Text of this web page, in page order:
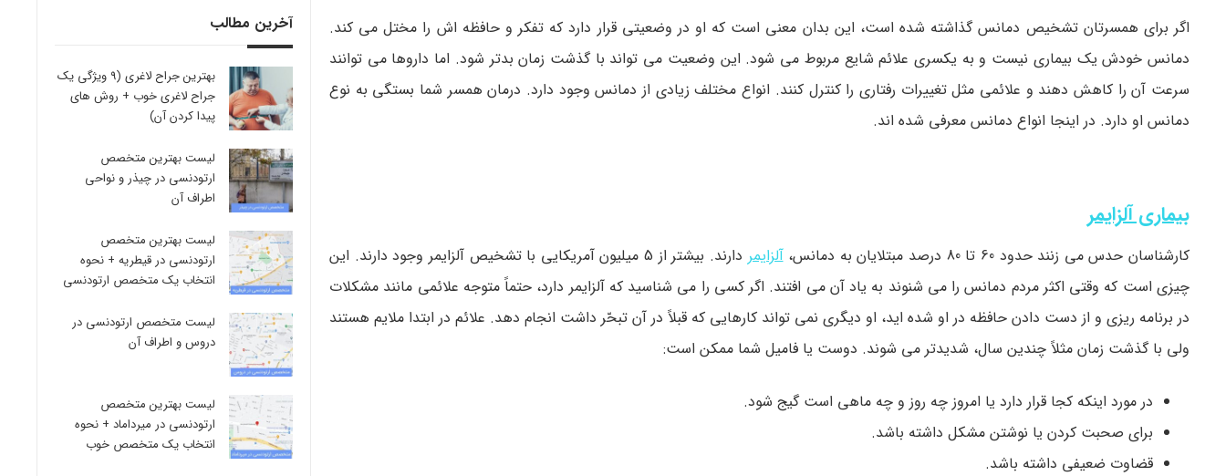
اگر برای همسرتان تشخیص دمانس گذاشته شده است، این بدان معنی است که او در وضعیتی قرار دارد که تفکر و حافظه­ اش را مختل می­ کند.
دمانس خودش یک بیماری نیست و به یکسری علائم شایع مربوط می ­شود. این وضعیت می­ تواند با گذشت زمان بدتر شود. اما داروها می­ توانند
سرعت آن را کاهش دهند و علائمی مثل تغییرات رفتاری را کنترل کنند. انواع مختلف زیادی از دمانس وجود دارد. درمان همسر شما بستگی به نوع
دمانس او دارد. در اینجا انواع دمانس معرفی شده اند.
بیماری آلزایمر
کارشناسان حدس می­ زنند حدود 60 تا 80 درصد مبتلایان به دمانس، آلزایمر
دارند. بیشتر از 5 میلیون آمریکایی با تشخیص آلزایمر وجود دارند. این
چیزی است که وقتی اکثر مردم دمانس را می­ شنوند به یاد آن می ­افتند. اگر کسی را می­ شناسید که آلزایمر دارد، حتماً متوجه علائمی مانند مشکلات
در برنامه ­ریزی و از دست دادن حافظه در او شده ­اید، او دیگری نمی­ تواند کارهایی که قبلاً در آن تبحّر داشت انجام دهد. علائم در ابتدا ملایم هستند
ولی با گذشت زمان مثلاً چندین سال، شدیدتر می­ شوند. دوست یا فامیل شما ممکن است:
در مورد اینکه کجا قرار دارد یا امروز چه روز و چه ماهی است گیج شود.
برای صحبت کردن یا نوشتن مشکل داشته باشد.
قضاوت ضعیفی داشته باشد.
آخرین مطالب
بهترین جراح لاغری (9 ویژگی یک
جراح لاغری خوب + روش های
پیدا کردن آن)
لیست بهترین متخصص
ارتودنسی در چیذر و نواحی
اطراف آن
لیست بهترین متخصص
ارتودنسی در قیطریه + نحوه
انتخاب یک متخصص ارتودنسی
لیست متخصص ارتودنسی در
دروس و اطراف آن
لیست بهترین متخصص
ارتودنسی در میرداماد + نحوه
انتخاب یک متخصص خوب